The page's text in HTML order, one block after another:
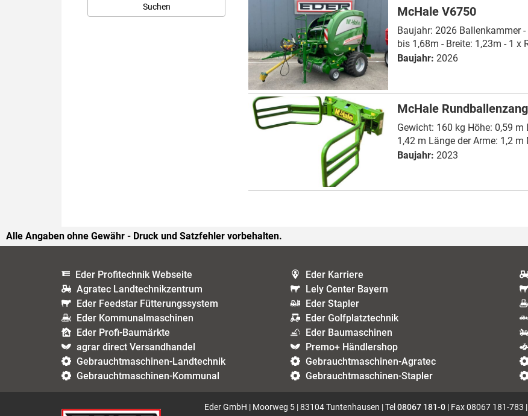
McHale V6750
Baujahr: 2026 Ballenkammer
bis 1,68m - Breite: 1,23m - 1 x
Baujahr: 2026
McHale
Gewicht: 160 kg Höhe: 0,59 m
1,42 m Länge der Arme: 1,2 m
Baujahr: 2023
Alle Angaben ohne Gewähr - Druck und Satzfehler vorbehalten.
Eder Profitechnik Webseite Eder Karriere
Agratec Landtechnikzentrum
Lely Center Bayern
Eder Feedstar Fütterungssystem
Eder Stapler
Eder Kommunalmaschinen
Eder Golfplatztechnik
Eder Profi-Baumärkte
Eder Baumaschinen
agrar direct Versandhandel
Premo+ Händlershop
Gebrauchtmaschinen-Landtechnik
Gebrauchtmaschinen-Agratec
Gebrauchtmaschinen-Kommunal
Gebrauchtmaschinen-Stapler
Eder GmbH | Moorweg 5 | 83104 Tuntenhausen | Tel 08067 181-0| Fax 08067 181-783 |